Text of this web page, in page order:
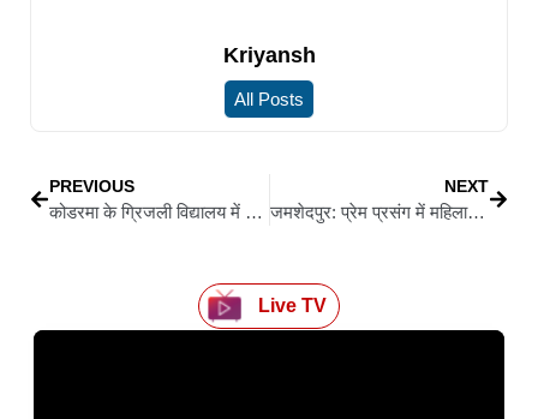
Kriyansh
All Posts
PREVIOUS
कोडरमा के ग्रिजली विद्यालय में आयरन बायलर में धमाका, दो की हालत गम्भीर, पांच घायल
NEXT
जमशेदपुर: प्रेम प्रसंग में महिला चौकीदार की गला रेतकर हत्या, प्रेमी ने भी की आत्महत्या
Live TV